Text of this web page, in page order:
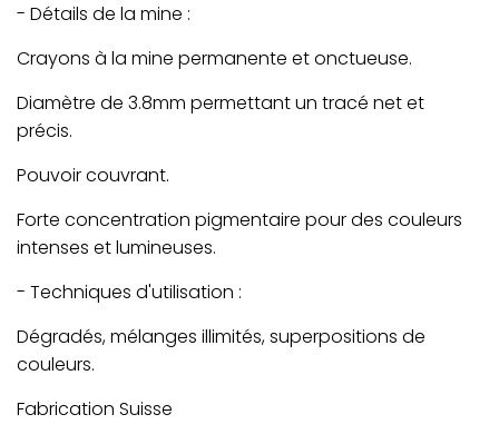
- Détails de la mine :
Crayons à la mine permanente et onctueuse.
Diamètre de 3.8mm permettant un tracé net et
précis.
Pouvoir couvrant.
Forte concentration pigmentaire pour des couleurs
intenses et lumineuses.
- Techniques d'utilisation :
Dégradés, mélanges illimités, superpositions de
couleurs.
Fabrication Suisse